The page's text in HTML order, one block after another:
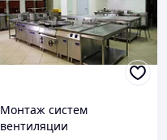
Монтаж систем
вентиляции